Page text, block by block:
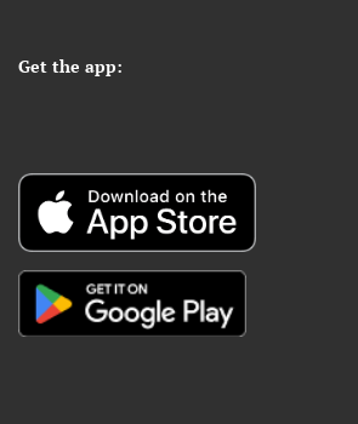
Get the app: